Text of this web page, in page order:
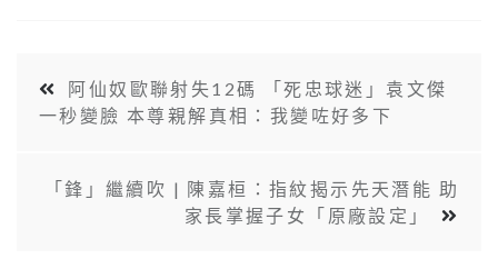
阿仙奴歐聯射失12碼 「死忠球迷」袁文傑
一秒變臉 本尊親解真相：我變咗好多下
「鋒」繼續吹 | 陳嘉桓：指紋揭示先天潛能 助
家長掌握子女「原廠設定」